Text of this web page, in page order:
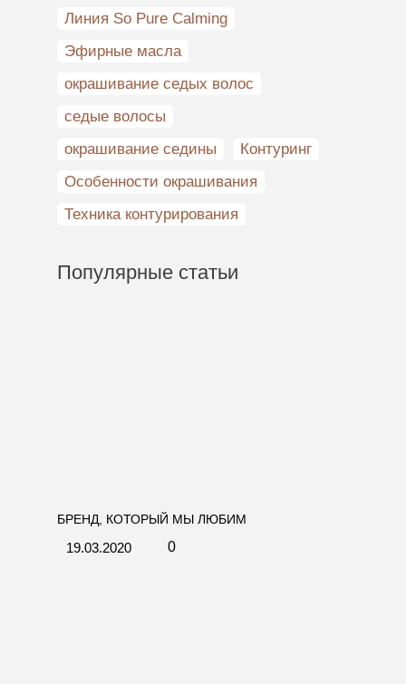
Линия So Pure Calming
Эфирные масла
окрашивание седых волос
седые волосы
окрашивание седины
Контуринг
Особенности окрашивания
Техника контурирования
Популярные статьи
БРЕНД, КОТОРЫЙ МЫ ЛЮБИМ
19.03.2020 0